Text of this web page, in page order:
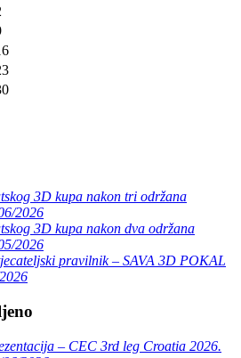
3D kupa nakon tri održana
2026
3D kupa nakon dva održana
2026
pravilnik – SAVA 3D POKAL
– CEC 3rd leg Croatia 2026.